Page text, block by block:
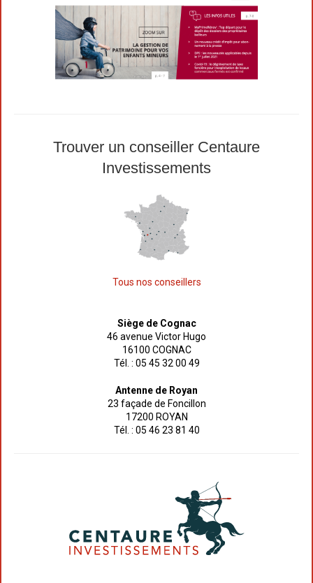
Trouver un conseiller Centaure
Investissements
Tous nos conseillers
Siège de Cognac
46 avenue Victor Hugo
16100 COGNAC
Tél. : 05 45 32 00 49
Antenne de Royan
23 façade de Foncillon
17200 ROYAN
Tél. : 05 46 23 81 40